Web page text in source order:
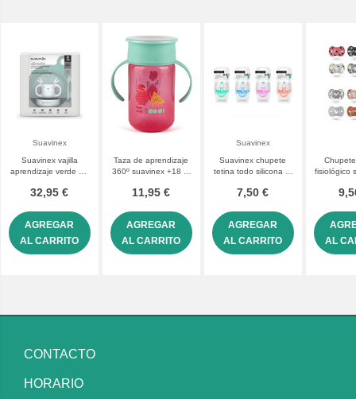
Suavinex
Suavinex vajilla
aprendizaje verde +6
32,95 €
AGREGAR
AL CARRITO
Taza de aprendizaje
360º suavinex +18 m
11,95 €
AGREGAR
AL CARRITO
Suavinex
Suavinex chupete
tetina todo silicona 0-
7,50 €
AGREGAR
AL CARRITO
fisiológico
AL
CONTACTO
HORARIO